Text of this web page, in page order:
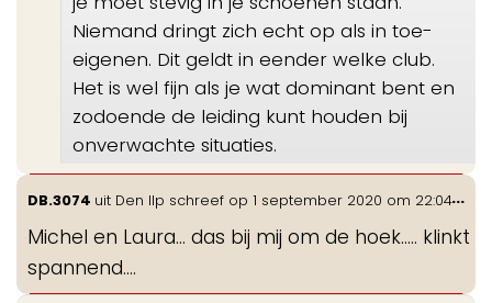
Niemand dringt zich echt op als in toe-
eigenen. Dit geldt in eender welke club.
Het is wel fijn als je wat dominant bent en
zodoende de leiding kunt houden bij
onverwachte situaties.
DB.3074 uit Den Ilp schreef op 1 september 2020 om 22:04
Michel en Laura... das bij mij om de hoek..... klinkt
spannend....
...